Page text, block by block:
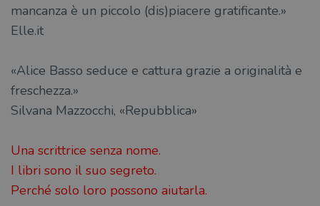
mancanza è un piccolo (dis)piacere gratificante.»
Elle.it
«Alice Basso seduce e cattura grazie a originalità e
freschezza.»
Silvana Mazzocchi, «Repubblica»
Una scrittrice senza nome.
I libri sono il suo segreto.
Perché solo loro possono aiutarla.